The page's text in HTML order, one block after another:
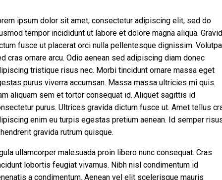
ipsum dolor sit amet, consectetur adipiscing elit, sed do
tempor incididunt ut labore et dolore magna aliqua.
fusce ut placerat orci nulla pellentesque dignissim.
cras ornare arcu. Odio aenean sed adipiscing diam donec
tristique risus nec. Morbi tincidunt ornare massa eget
purus viverra accumsan. Massa massa ultricies mi quis.
aliquam sem et tortor consequat id. Aliquet sagittis id
purus. Ultrices gravida dictum fusce ut. Amet tellus
enim eu turpis egestas pretium aenean. Id semper
gravida rutrum quisque.
ullamcorper malesuada proin libero nunc consequat. Cras
lobortis feugiat vivamus. Nibh nisl condimentum id
a condimentum. Aenean vel elit scelerisque mauris